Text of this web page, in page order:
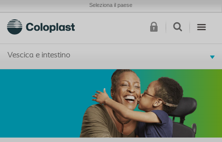
Seleziona il paese
Vescica e intestino